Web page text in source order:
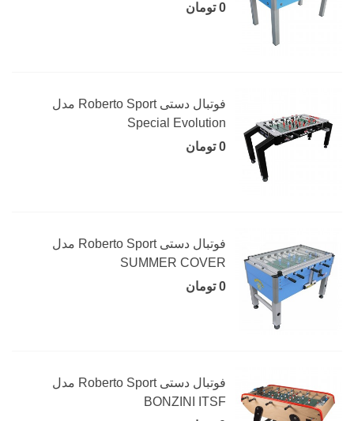
0 تومان
فوتبال دستی Roberto Sport مدل
Special Evolution
0 تومان
فوتبال دستی Roberto Sport مدل
SUMMER COVER
0 تومان
فوتبال دستی Roberto Sport مدل
BONZINI ITSF